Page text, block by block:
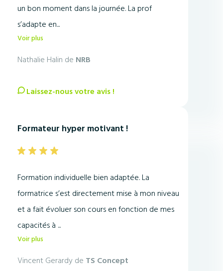
un bon moment dans la journée. La prof
s’adapte en...
Voir plus
Nathalie Halin de NRB
Laissez-nous votre avis !
Formateur hyper motivant !
Formation individuelle bien adaptée. La
formatrice s’est directement mise à mon niveau
et a fait évoluer son cours en fonction de mes
capacités à ...
Voir plus
Vincent Gerardy de TS Concept